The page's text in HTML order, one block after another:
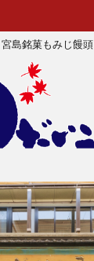
宮島銘菓もみじ饅頭